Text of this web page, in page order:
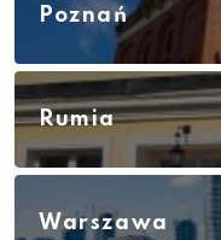
Poznań
Rumia
Warszawa